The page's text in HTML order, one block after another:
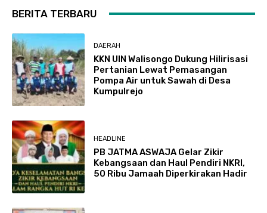
BERITA TERBARU
DAERAH
KKN UIN Walisongo Dukung Hilirisasi
Pertanian Lewat Pemasangan
Pompa Air untuk Sawah di Desa
Kumpulrejo
HEADLINE
PB JATMA ASWAJA Gelar Zikir
Kebangsaan dan Haul Pendiri NKRI,
50 Ribu Jamaah Diperkirakan Hadir